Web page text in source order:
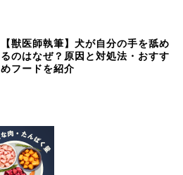
【獣医師執筆】犬が自分の手を舐め
るのはなぜ？原因と対処法・おすす
めフードを紹介